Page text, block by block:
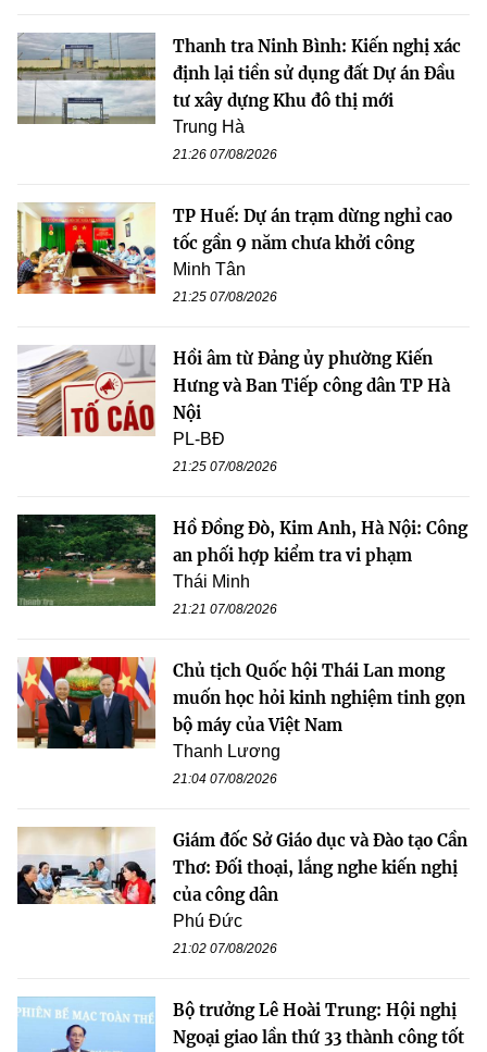
Thanh tra Ninh Bình: Kiến nghị xác
định lại tiền sử dụng đất Dự án Đầu
tư xây dựng Khu đô thị mới
Trung Hà
21:26 07/08/2026
TP Huế: Dự án trạm dừng nghỉ cao
tốc gần 9 năm chưa khởi công
Minh Tân
21:25 07/08/2026
Hồi âm từ Đảng ủy phường Kiến
Hưng và Ban Tiếp công dân TP Hà
Nội
PL-BĐ
21:25 07/08/2026
Hồ Đồng Đò, Kim Anh, Hà Nội: Công
an phối hợp kiểm tra vi phạm
Thái Minh
21:21 07/08/2026
Chủ tịch Quốc hội Thái Lan mong
muốn học hỏi kinh nghiệm tinh gọn
bộ máy của Việt Nam
Thanh Lương
21:04 07/08/2026
Giám đốc Sở Giáo dục và Đào tạo Cần
Thơ: Đối thoại, lắng nghe kiến nghị
của công dân
Phú Đức
21:02 07/08/2026
Bộ trưởng Lê Hoài Trung: Hội nghị
Ngoại giao lần thứ 33 thành công tốt